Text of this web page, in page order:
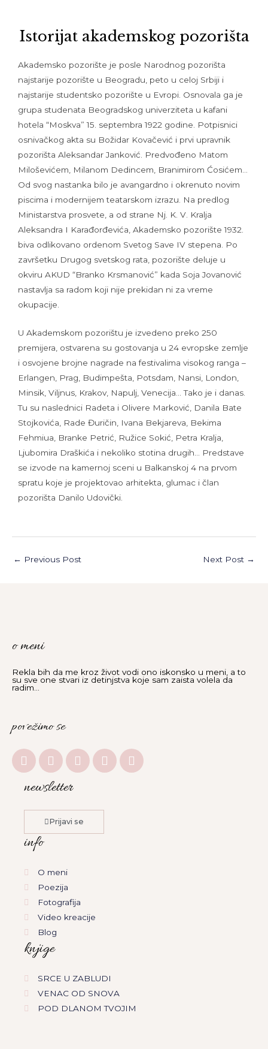
Istorijat akademskog pozorišta
Akademsko pozorište je posle Narodnog pozorišta
najstarije pozorište u Beogradu, peto u celoj Srbiji i
najstarije studentsko pozorište u Evropi. Osnovala ga je
grupa studenata Beogradskog univerziteta u kafani
hotela “Moskva” 15. septembra 1922 godine. Potpisnici
osnivačkog akta su Božidar Kovačević i prvi upravnik
pozorišta Aleksandar Janković. Predvođeno Matom
Miloševićem, Milanom Dedincem, Branimirom Ćosićem…
Od svog nastanka bilo je avangardno i okrenuto novim
piscima i modernijem teatarskom izrazu. Na predlog
Ministarstva prosvete, a od strane Nj. K. V. Kralja
Aleksandra I Karađorđevića, Akademsko pozorište 1932.
biva odlikovano ordenom Svetog Save IV stepena. Po
završetku Drugog svetskog rata, pozorište deluje u
okviru AKUD “Branko Krsmanović” kada Soja Jovanović
nastavlja sa radom koji nije prekidan ni za vreme
okupacije.
U Akademskom pozorištu je izvedeno preko 250
premijera, ostvarena su gostovanja u 24 evropske zemlje
i osvojene brojne nagrade na festivalima visokog ranga –
Erlangen, Prag, Budimpešta, Potsdam, Nansi, London,
Minsik, Viljnus, Krakov, Napulj, Venecija… Tako je i danas.
Tu su naslednici Radeta i Olivere Marković, Danila Bate
Stojkovića, Rade Đuričin, Ivana Bekjareva, Bekima
Fehmiua, Branke Petrić, Ružice Sokić, Petra Kralja,
Ljubomira Draškića i nekoliko stotina drugih… Predstave
se izvode na kamernoj sceni u Balkanskoj 4 na prvom
spratu koje je projektovao arhitekta, glumac i član
pozorišta Danilo Udovički.
← Previous Post Next Post →
o meni
Rekla bih da me kroz život vodi ono iskonsko u meni, a to
su sve one stvari iz detinjstva koje sam zaista volela da
radim...
povežimo se
I
n
t
g
a
m
F
a
c
e
o
o
k
Y
o
b
e
L
i
d
n
E
n
newsletter
Prijavi se
info
O meni
Poezija
Fotografija
Video kreacije
Blog
knjige
SRCE U ZABLUDI
VENAC OD SNOVA
POD DLANOM TVOJIM